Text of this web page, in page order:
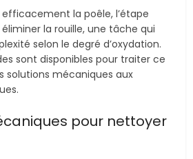
la poêle, l’étape
la rouille, une tâche qui
selon le degré d’oxydation.
sont disponibles pour traiter ce
solutions mécaniques aux
pour nettoyer